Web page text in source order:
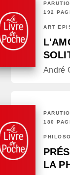
192
ART
André
180
LA